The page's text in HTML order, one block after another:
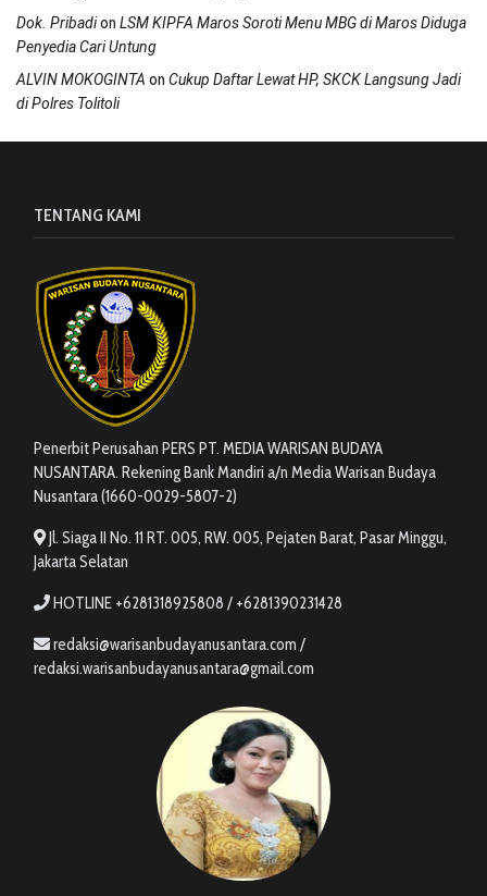
Dok. Pribadion LSM KIPFA Maros Soroti Menu MBG di Maros Diduga
Penyedia Cari Untung
ALVIN MOKOGINTA on Cukup Daftar Lewat HP, SKCK Langsung Jadi
di Polres Tolitoli
TENTANG KAMI
Penerbit Perusahan PERS PT. MEDIA WARISAN BUDAYA
NUSANTARA. Rekening Bank Mandiri a/n Media Warisan Budaya
Nusantara (1660-0029-5807-2)
Jl. Siaga II No. 11 RT. 005, RW. 005, Pejaten Barat, Pasar Minggu,
Jakarta Selatan
HOTLINE +6281318925808 / +6281390231428
redaksi@warisanbudayanusantara.com /
redaksi.warisanbudayanusantara@gmail.com